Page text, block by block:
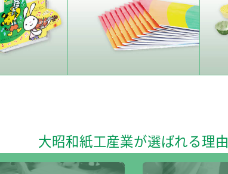
大昭和紙工産業が選ばれる理由